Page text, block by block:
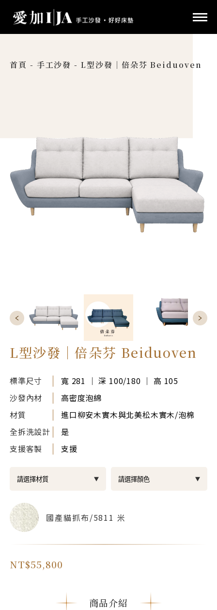
首頁 - 手工沙發 -L型沙發｜倍朵芬 Beiduoven
L型沙發｜倍朵芬 Beiduoven
標準尺寸
寬 281 ｜ 深 100/180 ｜ 高 105
沙發內材
高密度泡綿
材質
進口柳安木實木與北美松木實木/泡棉
全拆洗設計
是
支援客製
支援
國產貓抓布/5811 米
NT$55,800
商品介紹